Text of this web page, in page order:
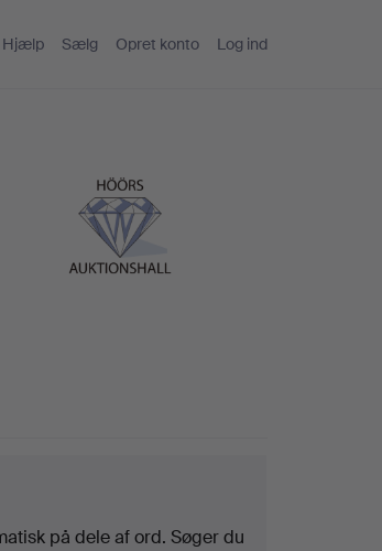
Hjælp Sælg Opret konto Log ind
på dele af ord. Søger du